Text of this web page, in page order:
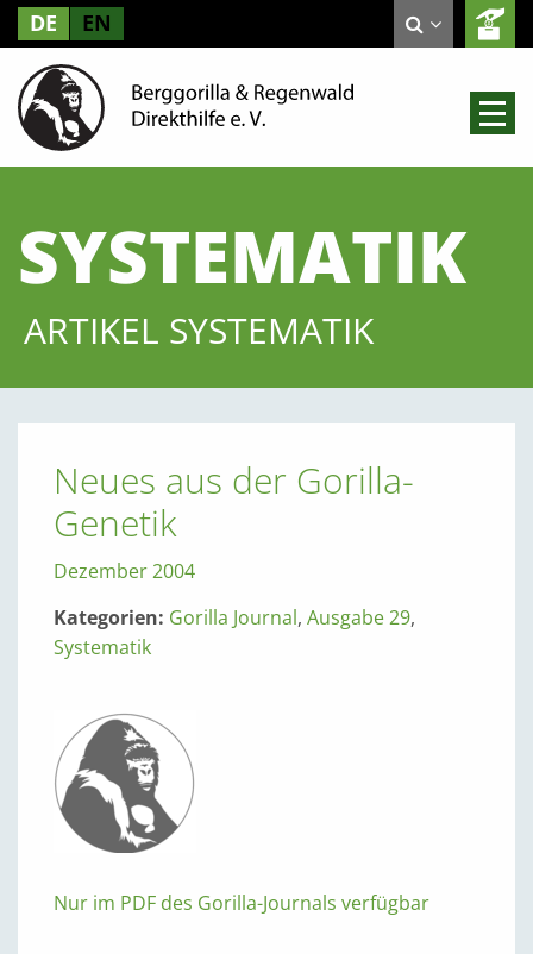
DE EN
SYSTEMATIK
ARTIKEL SYSTEMATIK
Neues aus der Gorilla-
Genetik
Dezember 2004
Kategorien: Gorilla Journal, Ausgabe 29,
Systematik
Nur im PDF des Gorilla-Journals verfügbar